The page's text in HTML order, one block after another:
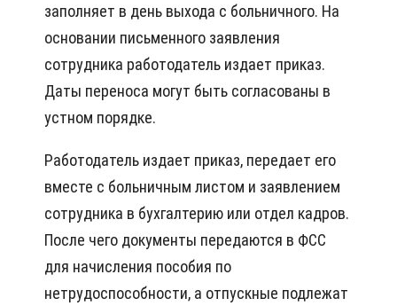
заполняет в день выхода с больничного. На
основании письменного заявления
сотрудника работодатель издает приказ.
Даты переноса могут быть согласованы в
устном порядке.
Работодатель издает приказ, передает его
вместе с больничным листом и заявлением
сотрудника в бухгалтерию или отдел кадров.
После чего документы передаются в ФСС
для начисления пособия по
нетрудоспособности, а отпускные подлежат